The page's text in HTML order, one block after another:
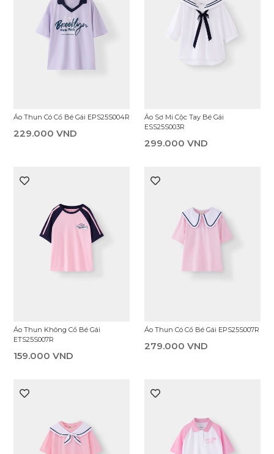
Áo Thun Có Cổ Bé Gái EPS25S004R
229.000 VND
Áo Sơ Mi Cộc Tay Bé Gái
ESS25S003R
299.000 VND
Áo Thun Không Cổ Bé Gái
ETS25S007R
159.000 VND
Áo Thun Có Cổ Bé Gái EPS25S007R
279.000 VND